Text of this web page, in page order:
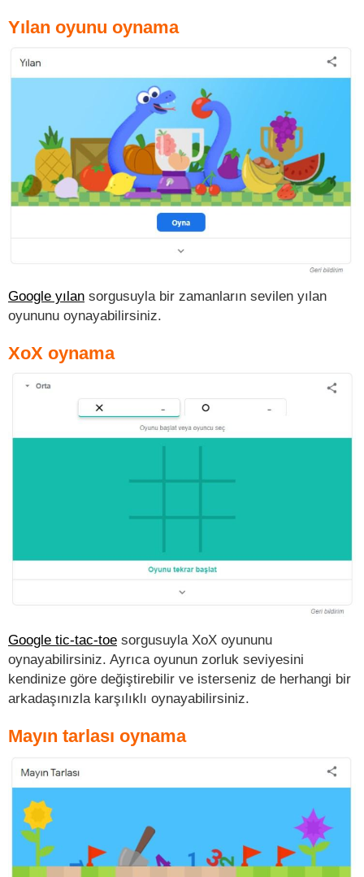
Yılan oyunu oynama
Google yılan sorgusuyla bir zamanların sevilen yılan
oyununu oynayabilirsiniz.
XoX oynama
Google tic-tac-toe sorgusuyla XoX oyununu
oynayabilirsiniz. Ayrıca oyunun zorluk seviyesini
kendinize göre değiştirebilir ve isterseniz de herhangi bir
arkadaşınızla karşılıklı oynayabilirsiniz.
Mayın tarlası oynama